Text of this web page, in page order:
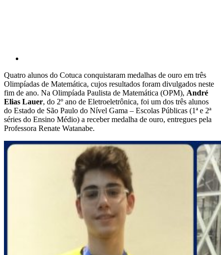
Quatro alunos do Cotuca conquistaram medalhas de ouro em três
Olimpíadas de Matemática, cujos resultados foram divulgados neste
fim de ano. Na Olimpíada Paulista de Matemática (OPM), André
Elias Lauer, do 2º ano de Eletroeletrônica, foi um dos três alunos
do Estado de São Paulo do Nível Gama – Escolas Públicas (1ª e 2ª
séries do Ensino Médio) a receber medalha de ouro, entregues pela
Professora Renate Watanabe.